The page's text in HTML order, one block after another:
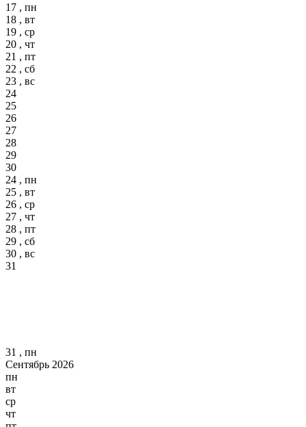
17 , пн
18 , вт
19 , ср
20 , чт
21 , пт
22 , сб
23 , вс
24
25
26
27
28
29
30
24 , пн
25 , вт
26 , ср
27 , чт
28 , пт
29 , сб
30 , вс
31
31 , пн
Сентябрь 2026
пн
вт
ср
чт